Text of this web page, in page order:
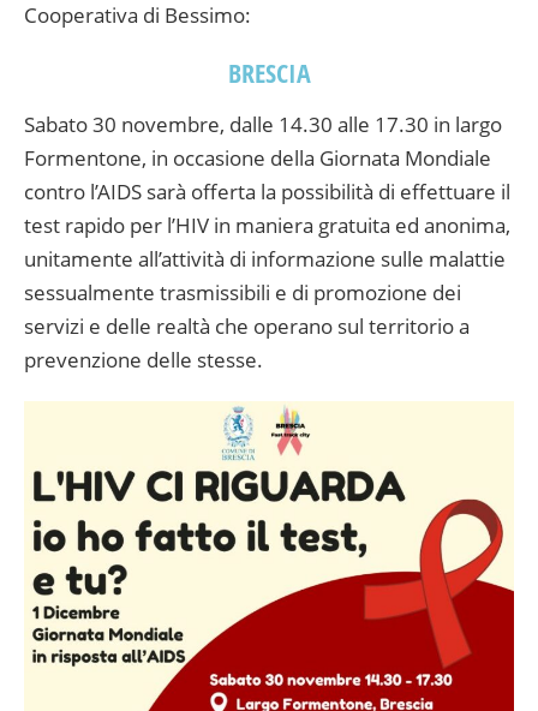
Cooperativa di Bessimo:
BRESCIA
Sabato 30 novembre, dalle 14.30 alle 17.30 in largo
Formentone, in occasione della Giornata Mondiale
contro l’AIDS sarà offerta la possibilità di effettuare il
test rapido per l’HIV in maniera gratuita ed anonima,
unitamente all’attività di informazione sulle malattie
sessualmente trasmissibili e di promozione dei
servizi e delle realtà che operano sul territorio a
prevenzione delle stesse.